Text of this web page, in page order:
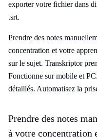
exporter votre fichier dans
.srt.
Prendre des notes
concentration et votre
sur le sujet. Transkriptor
Fonctionne sur mobile et
détaillés. Automatisez la
Prendre des notes
à votre concentration